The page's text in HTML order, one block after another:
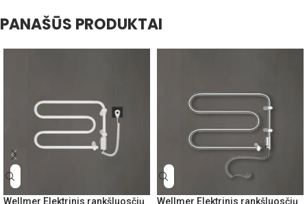
PANAŠŪS PRODUKTAI
Wellmer Elektrinis rankšluosčių Wellmer Elektrinis rankšluosčių